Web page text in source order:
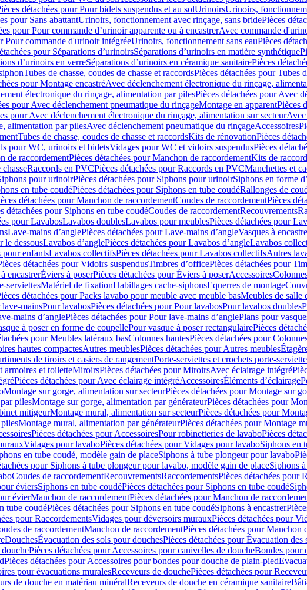
détachées pour Pour bidets suspendus et au solUrinoirsUrinoirs,
pour Sans abattantUrinoirs, fonctionnement avec rinçage, sans bridePièces
pour Pour commande d’urinoir apparente ou à encastrerAvec commande
Pour commande d'urinoir intégréeUrinoirs, fonctionnement sans eauPièces
pour Séparations d’urinoirsSéparations d’urinoirs en matière synthétique
d’urinoirs en verreSéparations d’urinoirs en céramique sanitairePièces
Tubes de chasse, coudes de chasse et raccordsPièces détachées pour Tubes
pour Montage encastréAvec déclenchement électronique du rinçage,
électronique du rinçage, alimentation par pilesPièces détachées pour Avec
pour Avec déclenchement pneumatique du rinçageMontage en apparentPièces
pour Avec déclenchement électronique du rinçage, alimentation sur secteurAvec
alimentation par pilesAvec déclenchement pneumatique du rinçageAccessoires
Tubes de chasse, coudes de chasse et raccordsKits de rénovationPièces
pour WC, urinoirs et bidetsVidages pour WC et vidoirs suspendusPièces
de raccordementPièces détachées pour Manchon de raccordementKits de
Raccords en PVCPièces détachées pour Raccords en PVCManchettes et
pour urinoirPièces détachées pour Siphons pour urinoirSiphons en forme
en tube coudéPièces détachées pour Siphons en tube coudéRallonges de
détachées pour Manchon de raccordementCoudes de raccordementPièces
détachées pour Siphons en tube coudéCoudes de raccordementRecouvrements
pour LavabosLavabos doublesLavabos pour meublesPièces détachées pour
Lave-mains d’anglePièces détachées pour Lave-mains d’angleVasques à
le dessousLavabos d’anglePièces détachées pour Lavabos d’angleLavabos
pour enfantsLavabos collectifsPièces détachées pour Lavabos collectifsAutres
détachées pour Vidoirs suspendusTimbres dʼofficePièces détachées pour
encastrerÉviers à poserPièces détachées pour Éviers à poserAccessoires
serviettesMatériel de fixationHabillages cache-siphonsEquerres de montage
détachées pour Packs lavabo pour meuble avec meuble basMeubles de salle
lave-mainsPour lavabosPièces détachées pour Pour lavabosPour lavabos doubles
mains d’anglePièces détachées pour Pour lave-mains d’anglePlans pour
à poser en forme de coupellePour vasque à poser rectangulairePièces
pour Meubles latéraux basColonnes hautesPièces détachées pour
hautes compactesAutres meublesPièces détachées pour Autres meubles
de tiroirs et casiers de rangementPorte-serviettes et crochets porte-
armoires et toiletteMiroirsPièces détachées pour MiroirsAvec éclairage intégré
Pièces détachées pour Avec éclairage intégréAccessoiresÉléments d’éclairage
Montage sur gorge, alimentation sur secteurPièces détachées pour Montage sur
pilesMontage sur gorge, alimentation par générateurPièces détachées pour
mitigeurMontage mural, alimentation sur secteurPièces détachées pour
Montage mural, alimentation par générateurPièces détachées pour Montage
Pièces détachées pour AccessoiresPour robinetteries de lavaboPièces
Vidages pour lavaboPièces détachées pour Vidages pour lavaboSiphons en
en tube coudé, modèle gain de placeSiphons à tube plongeur pour lavabo
pour Siphons à tube plongeur pour lavabo, modèle gain de placeSiphons
Coudes de raccordementRecouvrementsRaccordementsPièces détachées pour
éviersSiphons en tube coudéPièces détachées pour Siphons en tube coudé
évierManchon de raccordementPièces détachées pour Manchon de
tube coudéPièces détachées pour Siphons en tube coudéSiphons à encastrer
pour RaccordementsVidages pour déversoirs murauxPièces détachées pour
de raccordementManchon de raccordementPièces détachées pour Manchon
DouchesÉvacuation des sols pour douchesPièces détachées pour Évacuation des
Pièces détachées pour Accessoires pour canivelles de doucheBondes pour
Pièces détachées pour Accessoires pour bondes pour douche de plain-pied
pour évacuations muralesReceveurs de douchePièces détachées pour
de douche en matériau minéralReceveurs de douche en céramique sanitaire